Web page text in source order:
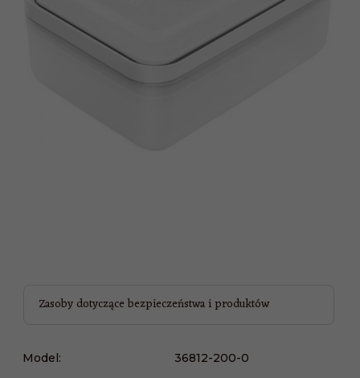
Zasoby dotyczące bezpieczeństwa i produktów
Model:
36812-200-0